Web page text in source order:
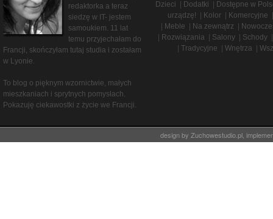
redaktorka a teraz
siedzę w IT- jestem
samoukiem. 11 lat
temu przyjechałam do
Francji, skończyłam tutaj studia i zostałam
w Lyonie.
To blog o pięknym wzornictwie, małych
mieszkaniach i sprytnych pomysłach.
Pokazuję ciekawostki z życie we Francji.
Dzieci
Dodatki
Dostępne w
urządzę!
Kolor Komercyjne
Meble Na zewnątrz
Rozwiązania Salony Schody
Tradycyjne Wnętrza
design by Zuchowestudio.pl ,